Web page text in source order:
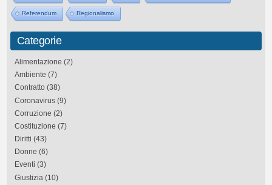
Referendum Regionalismo
Categorie
Alimentazione (2)
Ambiente (7)
Contratto (38)
Coronavirus (9)
Corruzione (2)
Costituzione (7)
Diritti (43)
Donne (6)
Eventi (3)
Giustizia (10)